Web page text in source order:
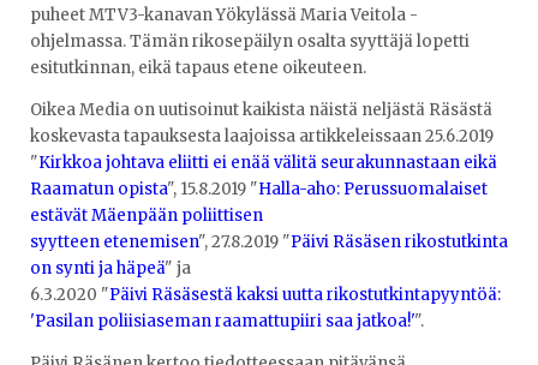
puheet MTV3-kanavan Yökylässä Maria Veitola -
ohjelmassa. Tämän rikosepäilyn osalta syyttäjä lopetti
esitutkinnan, eikä tapaus etene oikeuteen.
Oikea Media on uutisoinut kaikista näistä neljästä Räsästä
koskevasta tapauksesta laajoissa artikkeleissaan 25.6.2019
"Kirkkoa johtava eliitti ei enää välitä seurakunnastaan eikä
Raamatun opista", 15.8.2019 "Halla-aho: Perussuomalaiset
estävät Mäenpään poliittisen
syytteen etenemisen", 27.8.2019 "Päivi Räsäsen rikostutkinta
on synti ja häpeä" ja
6.3.2020 "Päivi Räsäsestä kaksi uutta rikostutkintapyyntöä:
'Pasilan poliisiaseman raamattupiiri saa jatkoa!'".